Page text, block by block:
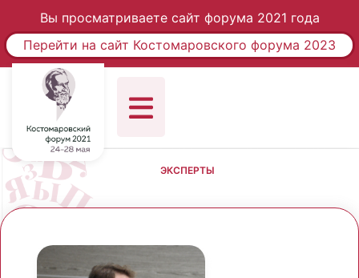
Вы просматриваете сайт форума 2021 года
Перейти на сайт Костомаровского форума 2023
ЭКСПЕРТЫ